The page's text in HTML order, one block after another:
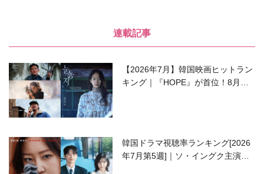
連載記事
【2026年7月】韓国映画ヒットラン
キング｜『HOPE』が首位！8月公
韓国ドラマ視聴率ランキング[2026
年7月第5週]｜ソ・イングク主演の